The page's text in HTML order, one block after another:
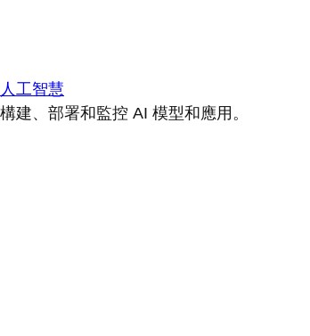
人工智慧
構建、部署和監控 AI 模型和應用。